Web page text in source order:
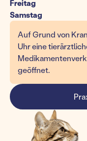
Freitag
Samstag
Auf Grund von
Uhr eine
geöffnet.